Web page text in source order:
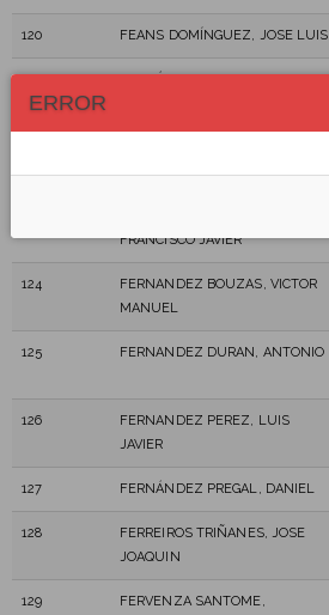
120 FEANS DOMÍNGUEZ, JOSE LUIS
121
FERNÁNDEZ ABELAIRA, JOSE
FRANCISCO JAVIER
124
FERNANDEZ BOUZAS, VICTOR
MANUEL
125 FERNANDEZ DURAN, ANTONIO
126
FERNANDEZ PEREZ, LUIS
JAVIER
127 FERNÁNDEZ PREGAL, DANIEL
128
FERREIROS TRIÑANES, JOSE
JOAQUIN
129
FERVENZA SANTOME,
ERROR